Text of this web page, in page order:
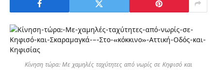
Κίνηση τώρα: Με χαμηλές ταχύτητες από νωρίς σε Κηφισό και